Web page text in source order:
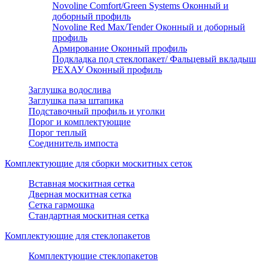
Novoline Comfort/Green Systems Оконный и
доборный профиль
Novoline Red Max/Tender Оконный и доборный
профиль
Армирование Оконный профиль
Подкладка под стеклопакет/ Фальцевый вкладыш
РЕХАУ Оконный профиль
Заглушка водослива
Заглушка паза штапика
Подставочный профиль и уголки
Порог и комплектующие
Порог теплый
Соединитель импоста
Комплектующие для сборки москитных сеток
Вставная москитная сетка
Дверная москитная сетка
Сетка гармошка
Стандартная москитная сетка
Комплектующие для стеклопакетов
Комплектующие стеклопакетов